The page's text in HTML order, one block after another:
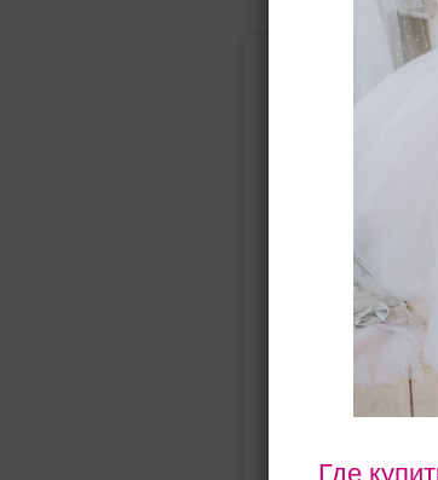
Где
Ампир
(греческий)